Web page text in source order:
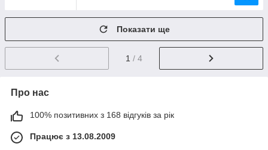
Показати ще
1 / 4
Про нас
100% позитивних з 168 відгуків за рік
Працює з 13.08.2009